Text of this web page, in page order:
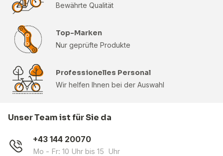
Bewährte Qualität
Top-Marken
Nur geprüfte Produkte
Professionelles Personal
Wir helfen Ihnen bei der Auswahl
Unser Team ist für Sie da
+43 144 20070
Mo - Fr: 10 Uhr bis 15 Uhr